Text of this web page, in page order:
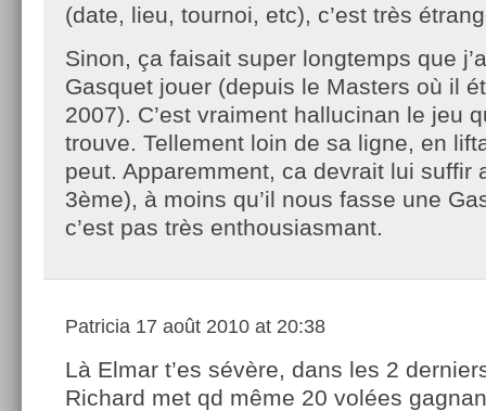
(date, lieu, tournoi, etc), c’est très
Sinon, ça faisait super longtemps que
Gasquet jouer (depuis le Masters où il
2007). C’est vraiment hallucinan le jeu
trouve. Tellement loin de sa ligne, en
peut. Apparemment, ca devrait lui suffir
3ème), à moins qu’il nous fasse une
c’est pas très enthousiasmant.
Patricia 17 août 2010 at 20:38
Là Elmar t’es sévère, dans les 2
Richard met qd même 20 volées